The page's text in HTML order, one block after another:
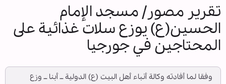
تقرير مصور/ مسجد الإمام
الحسين(ع) يوزع سلات غذائية على
المحتاجين في جورجيا
وفقا لما أفادته وكالة أنباء أهل البيت (ع) الدولية ــ أبنا ــ وزع